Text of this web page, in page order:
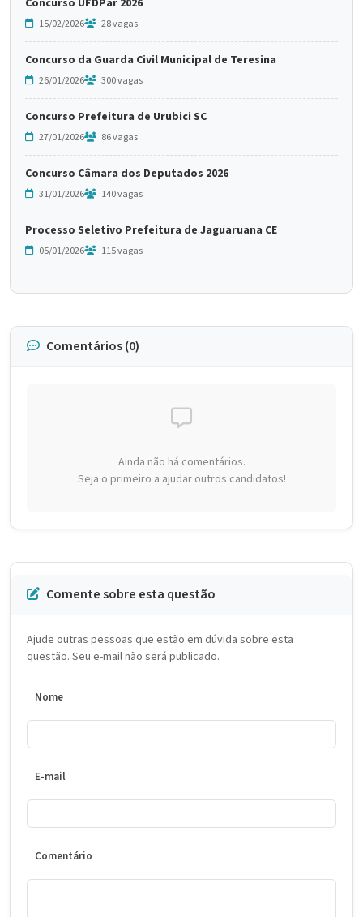
Concurso UFDPar 2026
15/02/2026 28 vagas
Concurso da Guarda Civil Municipal de Teresina
26/01/2026 300 vagas
Concurso Prefeitura de Urubici SC
27/01/2026 86 vagas
Concurso Câmara dos Deputados 2026
31/01/2026 140 vagas
Processo Seletivo Prefeitura de Jaguaruana CE
05/01/2026 115 vagas
Comentários (0)
Ainda não há comentários.
Seja o primeiro a ajudar outros candidatos!
Comente sobre esta questão
Ajude outras pessoas que estão em dúvida sobre esta
questão. Seu e-mail não será publicado.
Nome
E-mail
Comentário